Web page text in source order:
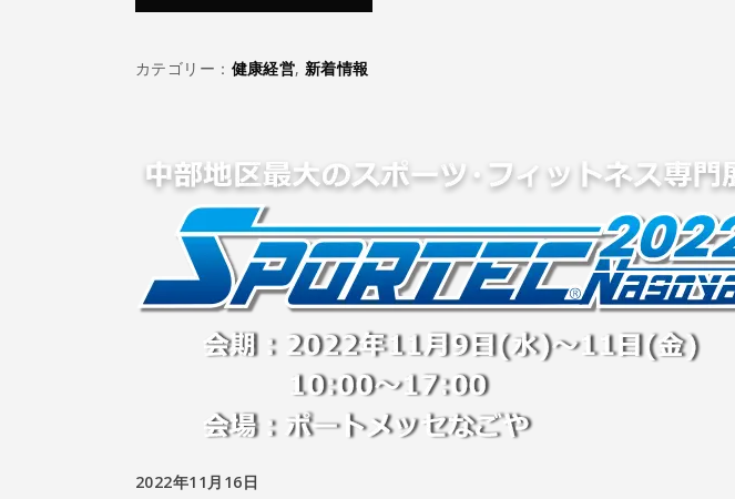
カテゴリー： 健康経営,新着情報
2022年11月16日